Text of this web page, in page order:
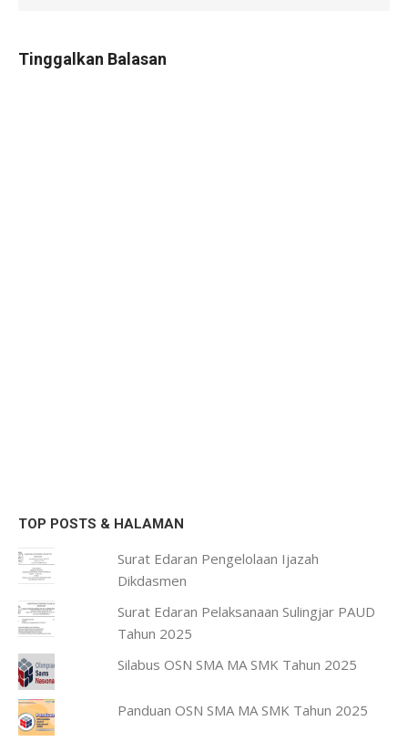
Tinggalkan Balasan
TOP POSTS & HALAMAN
Surat Edaran Pengelolaan Ijazah
Dikdasmen
Surat Edaran Pelaksanaan Sulingjar PAUD
Tahun 2025
Silabus OSN SMA MA SMK Tahun 2025
Panduan OSN SMA MA SMK Tahun 2025